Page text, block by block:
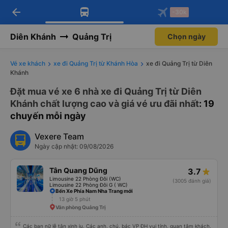
Tải app Vexere ngay!
Nhận ưu đãi thành viên độc
Mở app
Tải app Vexere
-30k/ghế khi đặt vé máy bay qua
Mở app
arrow_back -30k
Diên Khánh Quảng Trị Chọn ngày
Vé xe khách xe đi Quảng Trị từ Khánh Hòa
xe đi Quảng Trị từ Diên
Khánh
Đặt mua vé xe 6 nhà xe đi Quảng Trị từ Diên
Khánh chất lượng cao và giá vé ưu đãi nhất: 19
chuyến mỗi ngày
Vexere Team
Ngày cập nhật: 09/08/2026
Tân Quang Dũng
Limousine 22 Phòng Đôi (WC)
Limousine 22 Phòng Đôi G ( WC)
3.7
(3005 đánh giá)
Bến Xe Phía Nam Nha Trang mới
13 giờ 5 phút
Văn phòng Quảng Trị
Các bạn nữ lễ tân xinh iu. Các anh, chú, bác VP ĐH vui tính, quan tâm khách,